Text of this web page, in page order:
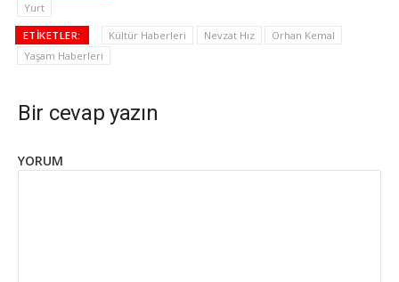
Yurt
ETIKETLER: Kültür Haberleri Nevzat Hız
Orhan Kemal
Yaşam Haberleri
Bir cevap yazın
YORUM